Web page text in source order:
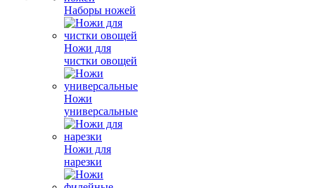
Наборы ножей
Ножи для
чистки овощей
Ножи
универсальные
Ножи для
нарезки